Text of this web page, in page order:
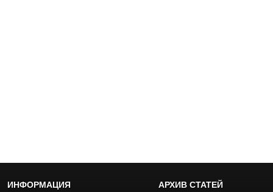
ИНФОРМАЦИЯ АРХИВ СТАТЕЙ